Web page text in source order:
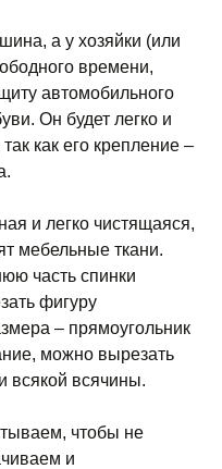
а у хозяйки (или
времени,
автомобильного
Он будет легко и
как его крепление –
и легко чистящаяся,
мебельные ткани.
часть спинки
фигуру
– прямоугольник
можно вырезать
всякой всячины.
чтобы не
и